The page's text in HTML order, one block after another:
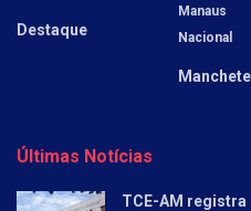
Destaque
Manaus
Nacional
Manchete
Últimas Notícias
TCE-AM registra